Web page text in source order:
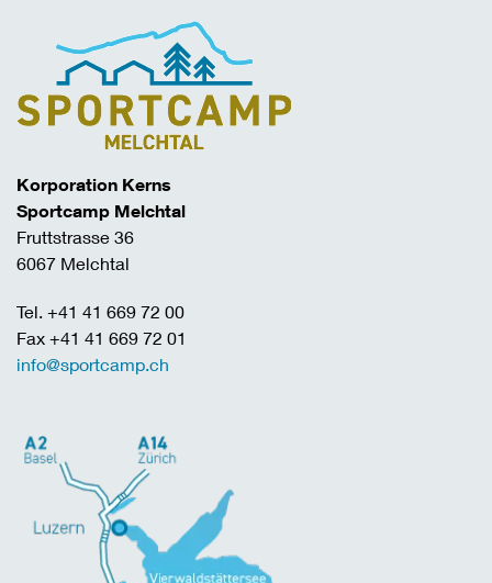
Korporation Kerns
Sportcamp Melchtal
Fruttstrasse 36
6067 Melchtal
Tel. +41 41 669 72 00
Fax +41 41 669 72 01
info@sportcamp.ch